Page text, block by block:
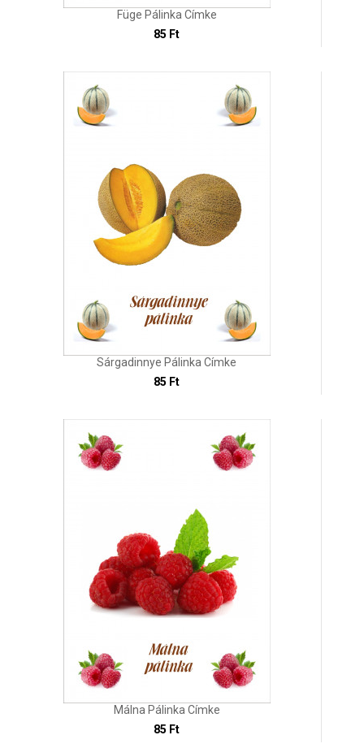
Füge Pálinka Címke
85 Ft
Sárgadinnye Pálinka Címke
85 Ft
Málna Pálinka Címke
85 Ft